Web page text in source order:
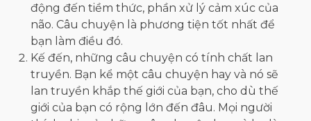
động đến tiềm thức, phần xử lý cảm xúc của
não. Câu chuyện là phương tiện tốt nhất để
bạn làm điều đó.
Kế đến, những câu chuyện có tính chất lan
truyền. Bạn kể một câu chuyện hay và nó sẽ
lan truyền khắp thế giới của bạn, cho dù thế
giới của bạn có rộng lớn đến đâu. Mọi người